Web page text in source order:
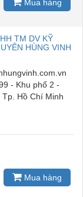
Mua hàng
TM DV KỸ
HÙNG VINH
- Khu phố 2 -
Hồ Chí Minh
Mua hàng